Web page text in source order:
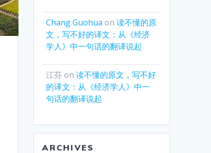
Chang Guohua on读不懂的原
文，写不好的译文：从《经济
学人》中一句话的翻译说起
江芬 on读不懂的原文，写不好
的译文：从《经济学人》中一
句话的翻译说起
ARCHIVES